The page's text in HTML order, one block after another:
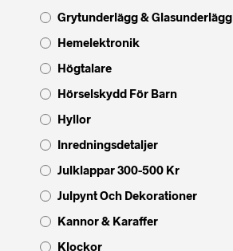
Grytunderlägg & Glasunderlägg
Hemelektronik
Högtalare
Hörselskydd För Barn
Hyllor
Inredningsdetaljer
Julklappar 300-500 Kr
Julpynt Och Dekorationer
Kannor & Karaffer
Klockor